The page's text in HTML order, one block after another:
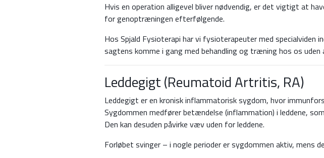
Hvis en operation alligevel bliver nødvendig, er det vigtigt at
for genoptræningen efterfølgende.
Hos Spjald Fysioterapi har vi fysioterapeuter med
sagtens komme i gang med behandling og træning hos os
Leddegigt (Reumatoid Artritis, RA)
Leddegigt er en kronisk inflammatorisk sygdom, hvor
Sygdommen medfører betændelse (inflammation) i leddene,
Den kan desuden påvirke væv uden for leddene.
Forløbet svinger – i nogle perioder er sygdommen aktiv, mens